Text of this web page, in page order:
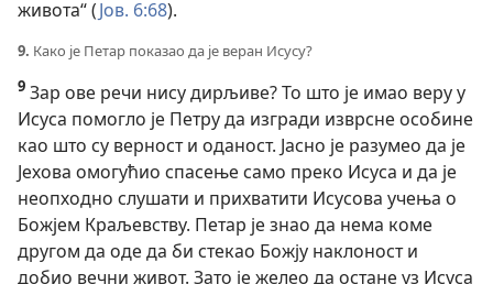
живота“ (Јов. 6:68).
9. Како је Петар показао да је веран Исусу?
9 Зар ове речи нису дирљиве? То што је имао веру у
Исуса помогло је Петру да изгради изврсне особине
као што су верност и оданост. Јасно је разумео да је
Јехова омогућио спасење само преко Исуса и да је
неопходно слушати и прихватити Исусова учења о
Божјем Краљевству. Петар је знао да нема коме
другом да оде да би стекао Божју наклоност и
добио вечни живот. Зато је желео да остане уз Исуса